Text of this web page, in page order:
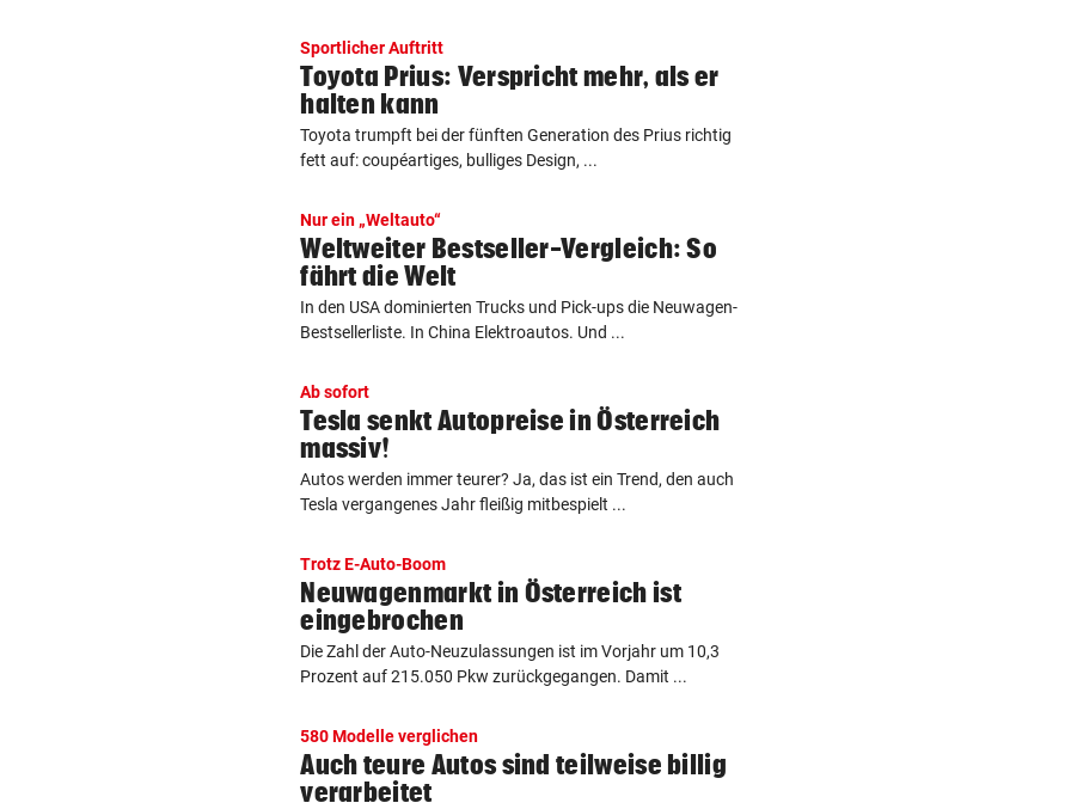
Sportlicher Auftritt
Toyota Prius: Verspricht mehr, als er
halten kann
Toyota trumpft bei der fünften Generation des Prius richtig
fett auf: coupéartiges, bulliges Design, ...
Nur ein „Weltauto“
Weltweiter Bestseller-Vergleich: So
fährt die Welt
In den USA dominierten Trucks und Pick-ups die Neuwagen-
Bestsellerliste. In China Elektroautos. Und ...
Ab sofort
Tesla senkt Autopreise in Österreich
massiv!
Autos werden immer teurer? Ja, das ist ein Trend, den auch
Tesla vergangenes Jahr fleißig mitbespielt ...
Trotz E-Auto-Boom
Neuwagenmarkt in Österreich ist
eingebrochen
Die Zahl der Auto-Neuzulassungen ist im Vorjahr um 10,3
Prozent auf 215.050 Pkw zurückgegangen. Damit ...
580 Modelle verglichen
Auch teure Autos sind teilweise billig
verarbeitet